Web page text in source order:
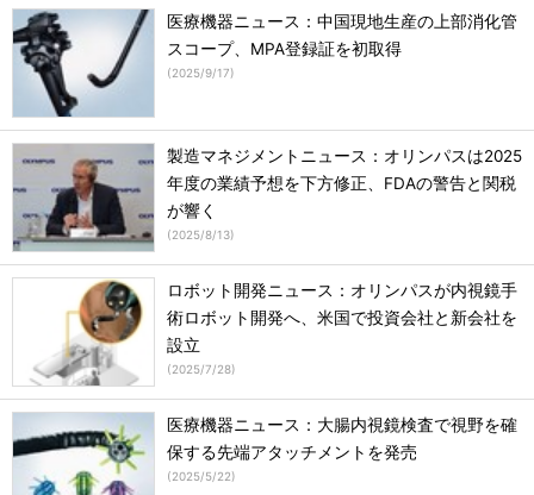
医療機器ニュース：中国現地生産の上部消化管
スコープ、MPA登録証を初取得
(2025/9/17)
製造マネジメントニュース：オリンパスは2025
年度の業績予想を下方修正、FDAの警告と関税
が響く
(2025/8/13)
ロボット開発ニュース：オリンパスが内視鏡手
術ロボット開発へ、米国で投資会社と新会社を
設立
(2025/7/28)
医療機器ニュース：大腸内視鏡検査で視野を確
保する先端アタッチメントを発売
(2025/5/22)